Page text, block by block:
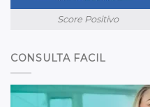
Score Positivo
CONSULTA FACIL